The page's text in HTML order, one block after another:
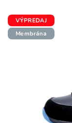
VÝPREDAJ
Membrána